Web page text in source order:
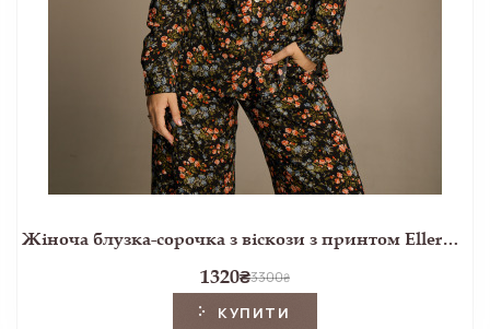
Жіноча блузка-сорочка з віскози з принтом Ellerby black
1320₴3300₴
КУПИТИ